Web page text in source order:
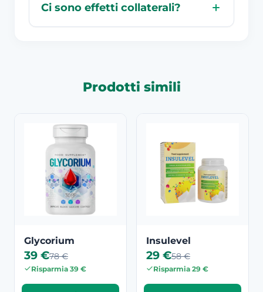
Ci sono effetti collaterali?
Prodotti simili
Glycorium
39 €78 €
Risparmia 39 €
Insulevel
29 €58 €
Risparmia 29 €